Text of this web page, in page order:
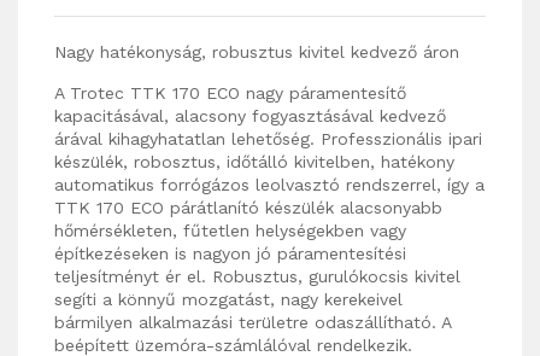
Nagy hatékonyság, robusztus kivitel kedvező áron
A Trotec TTK 170 ECO nagy páramentesítő
kapacitásával, alacsony fogyasztásával kedvező
árával kihagyhatatlan lehetőség. Professzionális ipari
készülék, robosztus, időtálló kivitelben, hatékony
automatikus forrógázos leolvasztó rendszerrel, így a
TTK 170 ECO párátlanító készülék alacsonyabb
hőmérsékleten, fűtetlen helységekben vagy
építkezéseken is nagyon jó páramentesítési
teljesítményt ér el. Robusztus, gurulókocsis kivitel
segíti a könnyű mozgatást, nagy kerekeivel
bármilyen alkalmazási területre odaszállítható. A
beépített üzemóra-számlálóval rendelkezik.